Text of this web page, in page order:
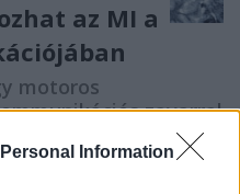
Information
az MI a
motoros
zavarral